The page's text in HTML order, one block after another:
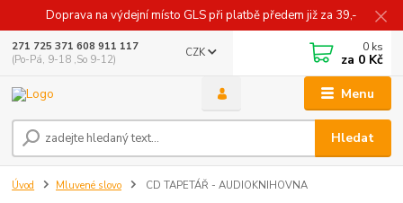
Doprava na výdejní místo GLS při platbě předem již za 39,-
Menu
CZK
Hledat
271 725 371 608 911 117
(Po-Pá, 9-18 ,So 9-12)
0 ks
za 0 Kč
Úvod Mluvené slovo CD TAPETÁŘ - AUDIOKNIHOVNA